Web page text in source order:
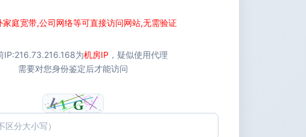
家庭宽带,公司网络等可直接访问网站,无需验证
IP:216.73.216.168为机房IP ，疑似使用代理
需要对您身份鉴定后才能访问